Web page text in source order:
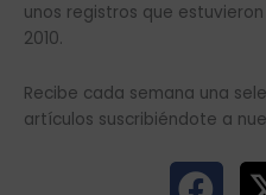
unos registros que
2010.
Recibe cada semana una
artículos suscribiéndote a